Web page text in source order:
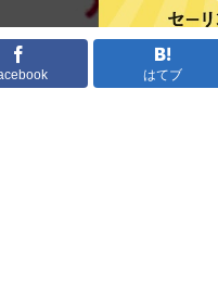
はてブ